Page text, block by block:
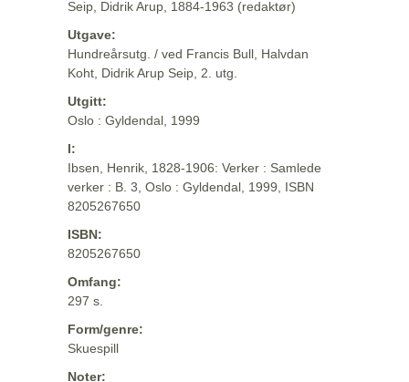
Seip, Didrik Arup, 1884-1963 (redaktør)
Utgave:
Hundreårsutg. / ved Francis Bull, Halvdan
Koht, Didrik Arup Seip, 2. utg.
Utgitt:
Oslo : Gyldendal, 1999
I:
Ibsen, Henrik, 1828-1906: Verker : Samlede
verker : B. 3, Oslo : Gyldendal, 1999, ISBN
8205267650
ISBN:
8205267650
Omfang:
297 s.
Form/genre:
Skuespill
Noter: